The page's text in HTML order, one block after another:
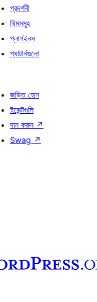
প্রদর্শনী
থিমসমূহ
প্লাগইনস
প্যাটার্নগুলো
জড়িত হোন
ইভেন্টগুলি
দান করুন ↗
Swag ↗